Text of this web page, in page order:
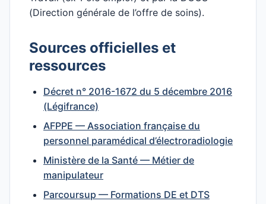
(Direction générale de l’offre de soins).
Sources officielles et
ressources
Décret n° 2016-1672 du 5 décembre 2016
(Légifrance)
AFPPE — Association française du
personnel paramédical d’électroradiologie
Ministère de la Santé — Métier de
manipulateur
Parcoursup — Formations DE et DTS